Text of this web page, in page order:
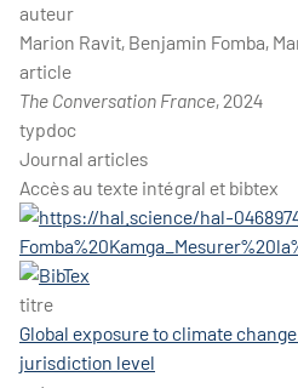
auteur
Marion Ravit, Benjamin Fomba,
article
The Conversation France, 2024
typdoc
Journal articles
Accès au texte intégral et bibtex
titre
Global exposure to climate
jurisdiction level